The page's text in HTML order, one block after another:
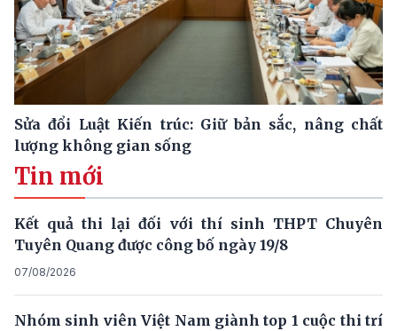
Sửa đổi Luật Kiến trúc: Giữ bản sắc, nâng chất
lượng không gian sống
Tin mới
Kết quả thi lại đối với thí sinh THPT Chuyên
Tuyên Quang được công bố ngày 19/8
07/08/2026
Nhóm sinh viên Việt Nam giành top 1 cuộc thi trí